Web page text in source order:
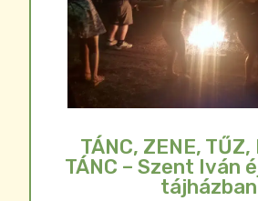
TÁNC, ZENE, TŰZ,
TÁNC – Szent Iván
tájházban